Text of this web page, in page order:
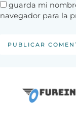
guarda mi
navegador para la